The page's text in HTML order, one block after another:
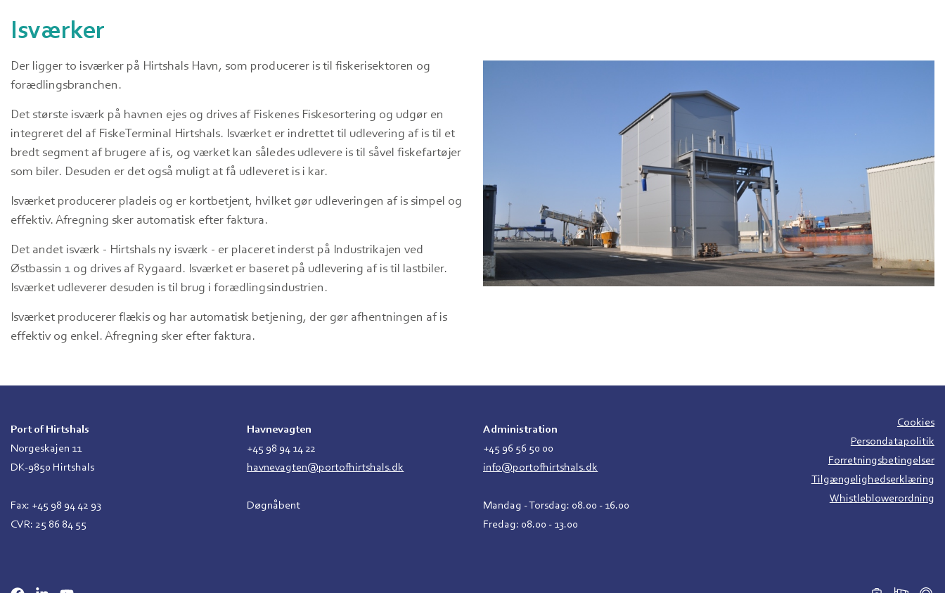
Isværker
Der ligger to isværker på Hirtshals Havn, som producerer is til fiskerisektoren og
forædlingsbranchen.
Det største isværk på havnen ejes og drives af Fiskenes Fiskesortering og udgør en
integreret del af FiskeTerminal Hirtshals. Isværket er indrettet til udlevering af is til et
bredt segment af brugere af is, og værket kan således udlevere is til såvel fiskefartøjer
som biler. Desuden er det også muligt at få udleveret is i kar.
Isværket producerer pladeis og er kortbetjent, hvilket gør udleveringen af is simpel og
effektiv. Afregning sker automatisk efter faktura.
Det andet isværk - Hirtshals ny isværk - er placeret inderst på Industrikajen ved
Østbassin 1 og drives af Rygaard. Isværket er baseret på udlevering af is til lastbiler.
Isværket udleverer desuden is til brug i forædlingsindustrien.
Isværket producerer flækis og har automatisk betjening, der gør afhentningen af is
effektiv og enkel. Afregning sker efter faktura.
Port of Hirtshals
Norgeskajen 11
DK-9850 Hirtshals
Fax: +45 98 94 42 93
CVR: 25 86 84 55
Havnevagten
+45 98 94 14 22
havnevagten@portofhirtshals.dk
Døgnåbent
Administration
+45 96 56 50 00
info@portofhirtshals.dk
Mandag - Torsdag: 08.00 - 16.00
Fredag: 08.00 - 13.00
Cookies
Persondatapolitik
Forretningsbetingelser
Tilgængelighedserklæring
Whistleblowerordning